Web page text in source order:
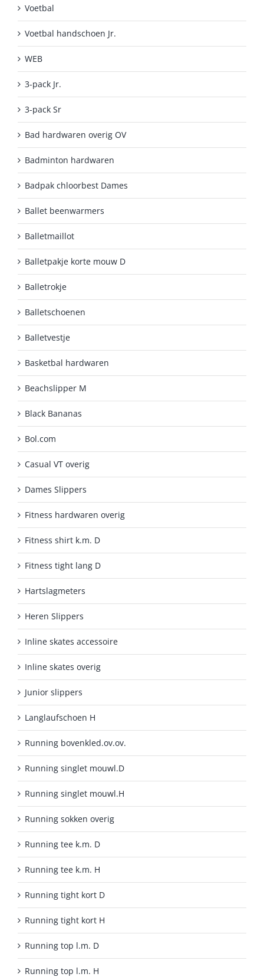
Voetbal
Voetbal handschoen Jr.
WEB
3-pack Jr.
3-pack Sr
Bad hardwaren overig OV
Badminton hardwaren
Badpak chloorbest Dames
Ballet beenwarmers
Balletmaillot
Balletpakje korte mouw D
Balletrokje
Balletschoenen
Balletvestje
Basketbal hardwaren
Beachslipper M
Black Bananas
Bol.com
Casual VT overig
Dames Slippers
Fitness hardwaren overig
Fitness shirt k.m. D
Fitness tight lang D
Hartslagmeters
Heren Slippers
Inline skates accessoire
Inline skates overig
Junior slippers
Langlaufschoen H
Running bovenkled.ov.ov.
Running singlet mouwl.D
Running singlet mouwl.H
Running sokken overig
Running tee k.m. D
Running tee k.m. H
Running tight kort D
Running tight kort H
Running top l.m. D
Running top l.m. H